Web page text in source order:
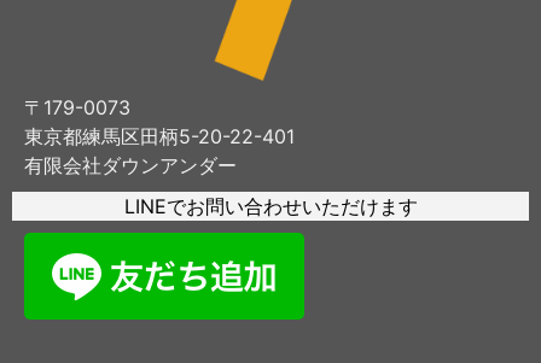
〒179-0073
東京都練馬区田柄5-20-22-401
有限会社ダウンアンダー
LINEでお問い合わせいただけます